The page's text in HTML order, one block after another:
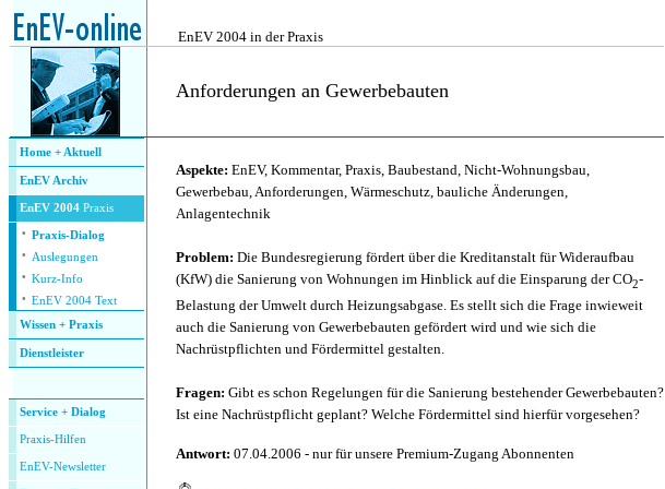
EnEV 2004 in der Praxis
Anforderungen an Gewerbebauten
Home + Aktuell
EnEV Archiv
EnEV 2004 Praxis
· Praxis-Dialog
· Auslegungen
· Kurz-Info
· EnEV 2004 Text
Wissen + Praxis
Dienstleister
Service + Dialog
Praxis-Hilfen
EnEV-Newsletter
Aspekte: EnEV, Kommentar, Praxis, Baubestand, Nicht-Wohnungsbau,
Gewerbebau, Anforderungen, Wärmeschutz, bauliche Änderungen,
Anlagentechnik
Problem: Die Bundesregierung fördert über die Kreditanstalt für Wideraufbau
(KfW) die Sanierung von Wohnungen im Hinblick auf die Einsparung der CO2-
Belastung der Umwelt durch Heizungsabgase. Es stellt sich die Frage inwieweit
auch die Sanierung von Gewerbebauten gefördert wird und wie sich die
Nachrüstpflichten und Fördermittel gestalten.
Fragen: Gibt es schon Regelungen für die Sanierung bestehender Gewerbebauten?
Ist eine Nachrüstpflicht geplant? Welche Fördermittel sind hierfür vorgesehen?
Antwort: 07.04.2006 - nur für unsere Premium-Zugang Abonnenten